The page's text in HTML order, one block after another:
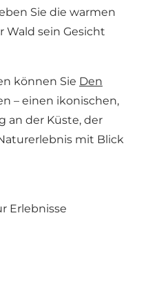
Sie die warmen
Wald sein Gesicht
können Sie Den
– einen ikonischen,
an der Küste, der
mit Blick
Erlebnisse